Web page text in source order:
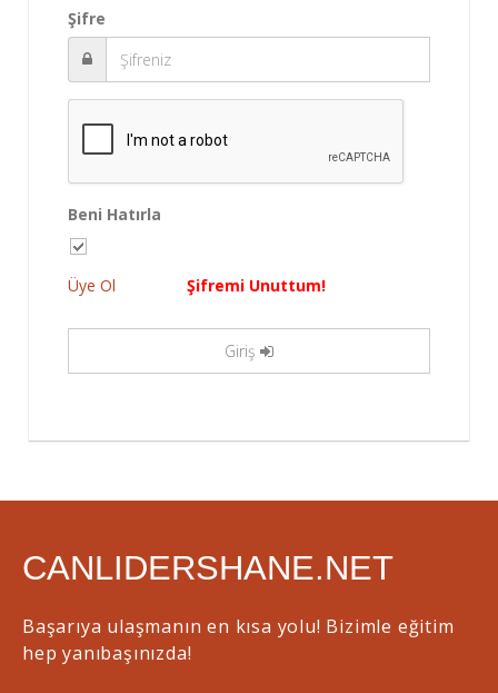
Şifre
Beni Hatırla
Üye Ol Şifremi Unuttum!
Giriş
CANLIDERSHANE.NET
Başarıya ulaşmanın en kısa yolu! Bizimle eğitim
hep yanıbaşınızda!